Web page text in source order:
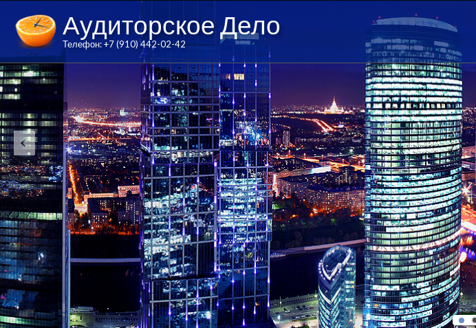
Аудиторское Дело
Телефон: +7 (910) 442-02-42